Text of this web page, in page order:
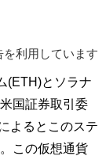
利用しています
(ETH)とソラナ
国証券取引委
よるとこのステ
この仮想通貨